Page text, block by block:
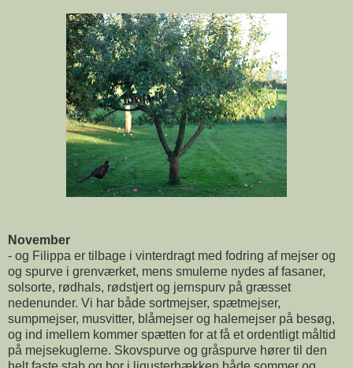
November
- og Filippa er tilbage i vinterdragt med fodring af mejser og
og spurve i grenværket, mens smulerne nydes af fasaner,
solsorte, rødhals, rødstjert og jernspurv på græsset
nedenunder. Vi har både sortmejser, spætmejser,
sumpmejser, musvitter, blåmejser og halemejser på besøg,
og ind imellem kommer spætten for at få et ordentligt måltid
på mejsekuglerne. Skovspurve og gråspurve hører til den